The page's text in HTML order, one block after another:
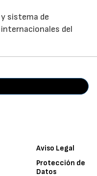
sistema de
del
Aviso Legal
Protección de
Datos